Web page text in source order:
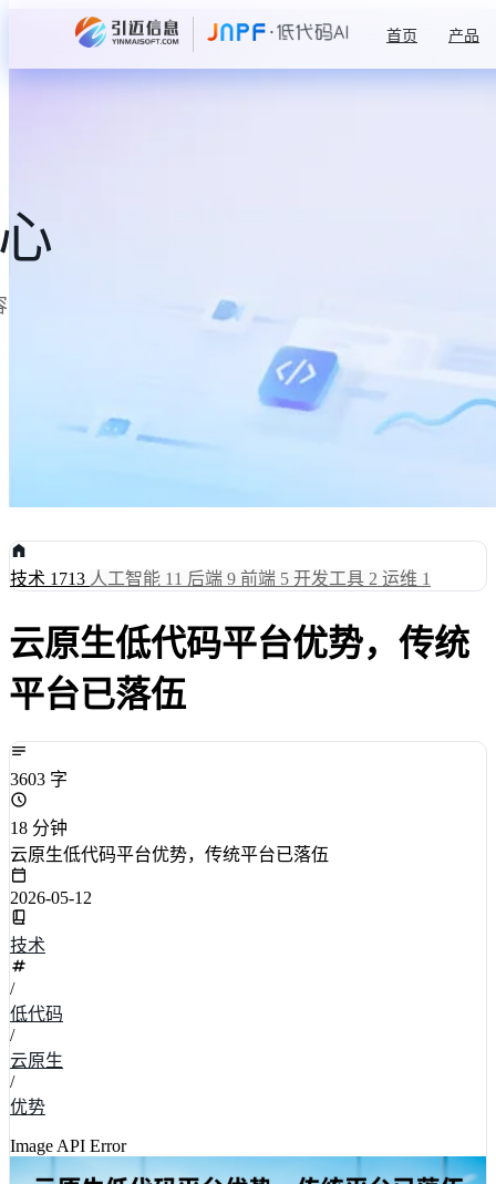
首页 产品
技术 1713 人工智能 11 后端 9 前端 5 开发工具 2 运维 1
云原生低代码平台优势，传统
平台已落伍
3603 字
18 分钟
云原生低代码平台优势，传统平台已落伍
2026-05-12
技术
/
低代码
/
云原生
/
优势
Image API Error